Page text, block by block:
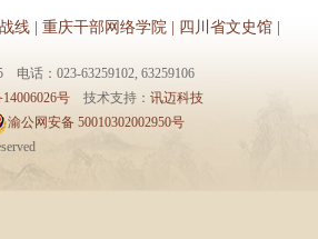
线 重庆干部网络学院 四川省文史馆
话：023-63259102, 63259106
号技术支持： 讯迈科技
渝公网安备 50010302002950号